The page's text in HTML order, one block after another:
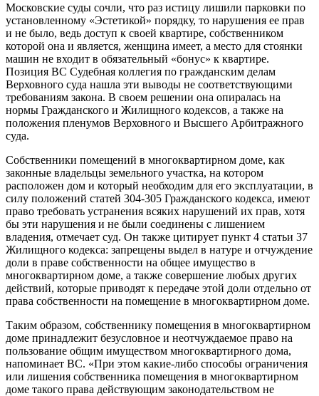
Московские суды сочли, что раз истицу лишили парковки по
установленному «Эстетикой» порядку, то нарушения ее прав
и не было, ведь доступ к своей квартире, собственником
которой она и является, женщина имеет, а место для стоянки
машин не входит в обязательный «бонус» к квартире.
Позиция ВС Судебная коллегия по гражданским делам
Верховного суда нашла эти выводы не соответствующими
требованиям закона. В своем решении она опиралась на
нормы Гражданского и Жилищного кодексов, а также на
положения пленумов Верховного и Высшего Арбитражного
суда.
Собственники помещений в многоквартирном доме, как
законные владельцы земельного участка, на котором
расположен дом и который необходим для его эксплуатации, в
силу положений статей 304-305 Гражданского кодекса, имеют
право требовать устранения всяких нарушений их прав, хотя
бы эти нарушения и не были соединены с лишением
владения, отмечает суд. Он также цитирует пункт 4 статьи 37
Жилищного кодекса: запрещены выдел в натуре и отчуждение
доли в праве собственности на общее имущество в
многоквартирном доме, а также совершение любых других
действий, которые приводят к передаче этой доли отдельно от
права собственности на помещение в многоквартирном доме.
Таким образом, собственнику помещения в многоквартирном
доме принадлежит безусловное и неотчуждаемое право на
пользование общим имуществом многоквартирного дома,
напоминает ВС. «При этом какие-либо способы ограничения
или лишения собственника помещения в многоквартирном
доме такого права действующим законодательством не